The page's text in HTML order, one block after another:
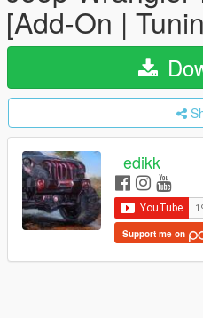
[Add-On |
_edikk
Support me on